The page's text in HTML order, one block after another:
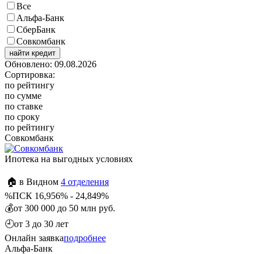
Все
Альфа-Банк
СберБанк
Совкомбанк
найти кредит
Обновлено: 09.08.2026
Сортировка:
по рейтингу
по сумме
по ставке
по сроку
по рейтингу
Совкомбанк
Ипотека на выгодных условиях
🏠 в Видном 4 отделения
%ПСК 16,956% - 24,849%
💰от 300 000 до 50 млн руб.
🕘от 3 до 30 лет
Онлайн заявкаподробнее
Альфа-Банк